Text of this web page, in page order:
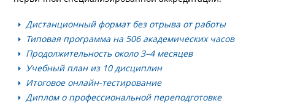
Дистанционный формат без отрыва от работы
Типовая программа на 506 академических часов
Продолжительность около 3–4 месяцев
Учебный план из 10 дисциплин
Итоговое онлайн-тестирование
Диплом о профессиональной переподготовке